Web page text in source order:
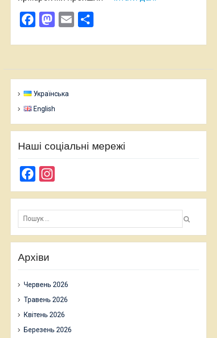
Facebook
Mastodon
EmailПоділитися
Українська
English
Наші соціальні мережі
Facebook
Instagram
Пошук:
Архіви
Червень 2026
Травень 2026
Квітень 2026
Березень 2026